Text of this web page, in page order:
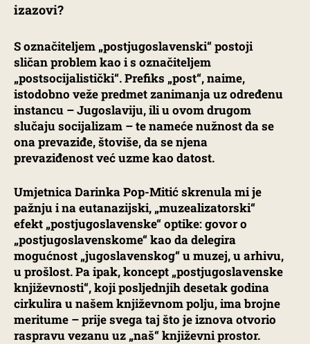
izazovi?
S označiteljem „postjugoslavenski“ postoji
sličan problem kao i s označiteljem
„postsocijalistički“. Prefiks „post“, naime,
istodobno veže predmet zanimanja uz određenu
instancu – Jugoslaviju, ili u ovom drugom
slučaju socijalizam – te nameće nužnost da se
ona prevaziđe, štoviše, da se njena
prevaziđenost već uzme kao datost.
Umjetnica Darinka Pop-Mitić skrenula mi je
pažnju i na eutanazijski, „muzealizatorski“
efekt „postjugoslavenske“ optike: govor o
„postjugoslavenskome“ kao da delegira
mogućnost „jugoslavenskog“ u muzej, u arhivu,
u prošlost. Pa ipak, koncept „postjugoslavenske
književnosti“, koji posljednjih desetak godina
cirkulira u našem književnom polju, ima brojne
meritume – prije svega taj što je iznova otvorio
raspravu vezanu uz „naš“ književni prostor.